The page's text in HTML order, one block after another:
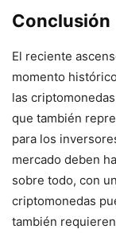
Conclusión
El reciente
momento
las
que también
para los
mercado deben
sobre todo, con
criptomonedas
también